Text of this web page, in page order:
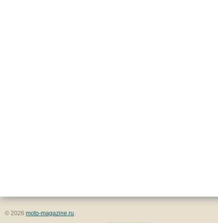
© 2026 moto-magazine.ru.